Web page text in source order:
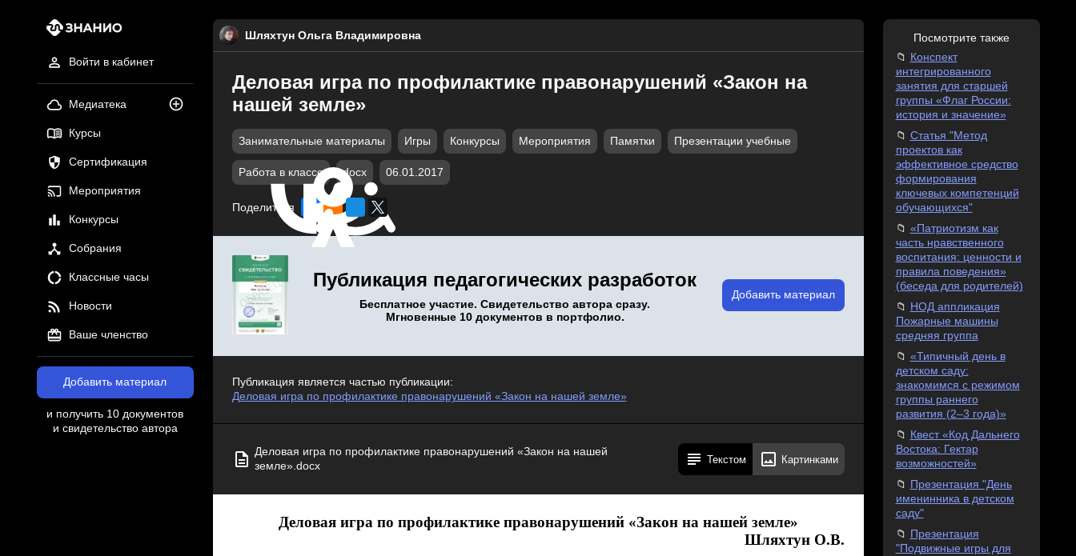
Войти в кабинет
Медиатека
Курсы
Сертификация
Мероприятия
Конкурсы
Собрания
Классные часы
Новости
Ваше членство
Добавить материал
и получить 10 документов
и свидетельство автора
Шляхтун Ольга Владимировна
Деловая игра по профилактике правонарушений «Закон на
нашей земле»
Занимательные материалы Игры Конкурсы Мероприятия Памятки Презентации учебные
Работа в классе docx 06.01.2017
Поделиться
Публикация педагогических разработок
Бесплатное участие. Свидетельство автора сразу.
Мгновенные 10 документов в портфолио.
Добавить материал
Публикация является частью публикации:
Деловая игра по профилактике правонарушений «Закон на нашей земле»
Деловая игра по профилактике правонарушений «Закон на нашей
земле».docx
Текстом Картинками
Деловая игра по профилактике правонарушений «Закон на нашей земле»
Шляхтун О.В.
Посмотрите также
Конспект
интегрированного
занятия для старшей
группы «Флаг России:
история и значение»
Статья "Метод
проектов как
эффективное средство
формирования
ключевых компетенций
обучающихся"
«Патриотизм как
часть нравственного
воспитания: ценности и
правила поведения»
(беседа для родителей)
НОД аппликация
Пожарные машины
средняя группа
«Типичный день в
детском саду:
знакомимся с режимом
группы раннего
развития (2–3 года)»
Квест «Код Дальнего
Востока: Гектар
возможностей»
Презентация "День
именинника в детском
саду"
Презентация
"Подвижные игры для